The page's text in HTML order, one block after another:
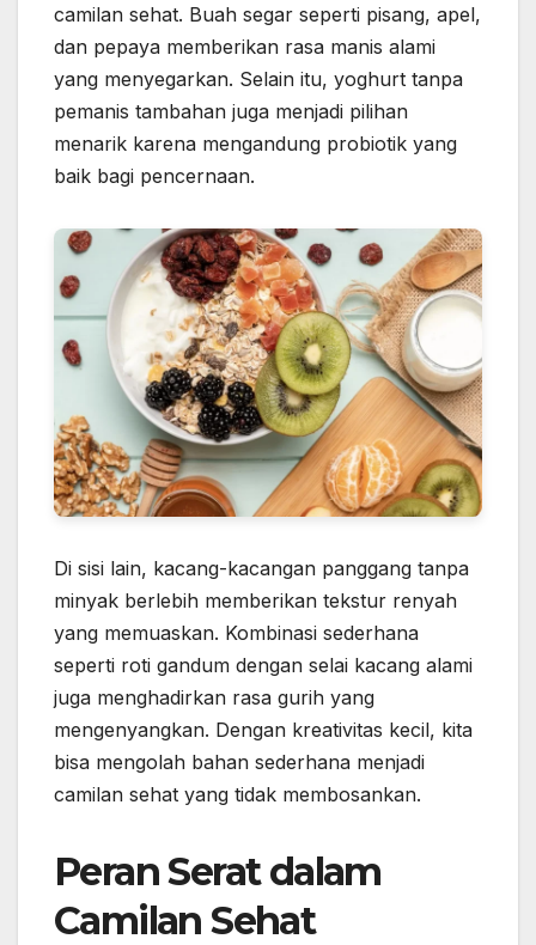
camilan sehat. Buah segar seperti pisang, apel,
dan pepaya memberikan rasa manis alami
yang menyegarkan. Selain itu, yoghurt tanpa
pemanis tambahan juga menjadi pilihan
menarik karena mengandung probiotik yang
baik bagi pencernaan.
Di sisi lain, kacang-kacangan panggang tanpa
minyak berlebih memberikan tekstur renyah
yang memuaskan. Kombinasi sederhana
seperti roti gandum dengan selai kacang alami
juga menghadirkan rasa gurih yang
mengenyangkan. Dengan kreativitas kecil, kita
bisa mengolah bahan sederhana menjadi
camilan sehat yang tidak membosankan.
Peran Serat dalam
Camilan Sehat